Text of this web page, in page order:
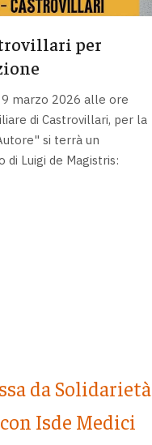
per
9 marzo 2026 alle ore
di Castrovillari, per la
si terrà un
Luigi de Magistris:
da Solidarietà
Isde Medici